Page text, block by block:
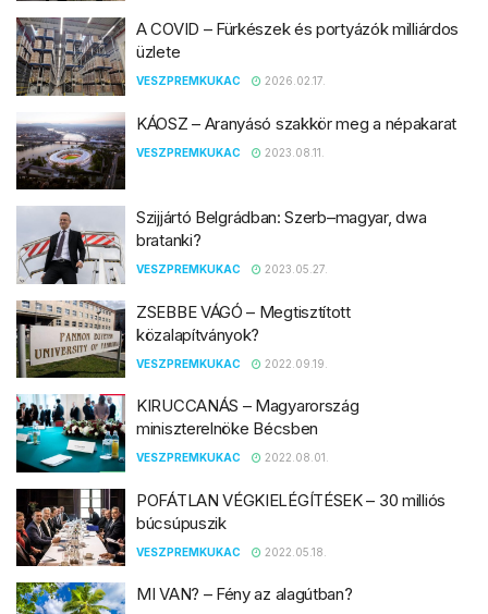
A COVID – Fürkészek és portyázók milliárdos
üzlete
VESZPREMKUKAC 2026.02.17.
KÁOSZ – Aranyásó szakkör meg a népakarat
VESZPREMKUKAC 2023.08.11.
Szijjártó Belgrádban: Szerb–magyar, dwa
bratanki?
VESZPREMKUKAC 2023.05.27.
ZSEBBE VÁGÓ – Megtisztított
közalapítványok?
VESZPREMKUKAC 2022.09.19.
KIRUCCANÁS – Magyarország
miniszterelnöke Bécsben
VESZPREMKUKAC 2022.08.01.
POFÁTLAN VÉGKIELÉGÍTÉSEK – 30 milliós
búcsúpuszik
VESZPREMKUKAC 2022.05.18.
MI VAN? – Fény az alagútban?